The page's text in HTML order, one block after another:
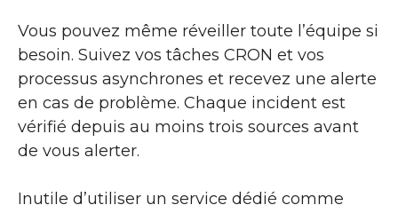
Vous pouvez même réveiller toute l’équipe si
besoin. Suivez vos tâches CRON et vos
processus asynchrones et recevez une alerte
en cas de problème. Chaque incident est
vérifié depuis au moins trois sources avant
de vous alerter.
Inutile d’utiliser un service dédié comme